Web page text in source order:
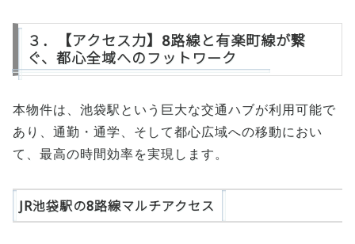
３．【アクセス力】8路線と有楽町線が繋
ぐ、都心全域へのフットワーク
本物件は、池袋駅という巨大な交通ハブが利用可能で
あり、通勤・通学、そして都心広域への移動におい
て、最高の時間効率を実現します。
JR池袋駅の8路線マルチアクセス